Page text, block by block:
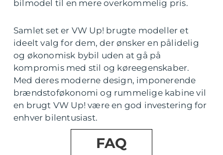
bilmodel til en mere overkommelig pris.
Samlet set er VW Up! brugte modeller et
ideelt valg for dem, der ønsker en pålidelig
og økonomisk bybil uden at gå på
kompromis med stil og køreegenskaber.
Med deres moderne design, imponerende
brændstoføkonomi og rummelige kabine vil
en brugt VW Up! være en god investering for
enhver bilentusiast.
FAQ